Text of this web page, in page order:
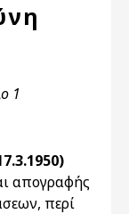
1
απογραφής
περί